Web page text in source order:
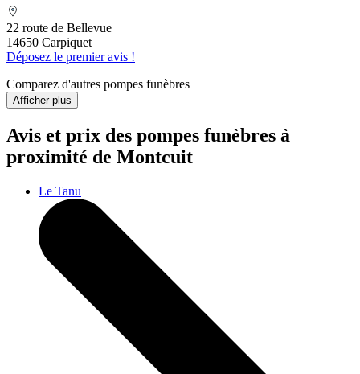
22 route de Bellevue
14650 Carpiquet
Déposez le premier avis !
Comparez d'autres pompes funèbres
Afficher plus
Avis et prix des pompes funèbres à
proximité de Montcuit
Le Tanu